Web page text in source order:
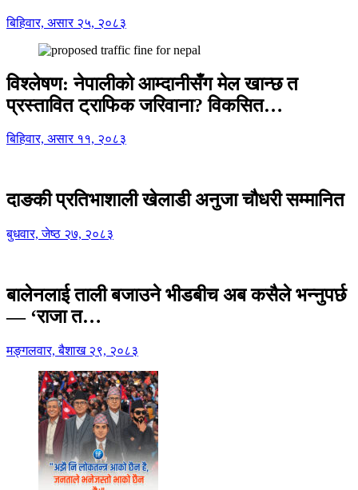
बिहिवार, असार २५, २०८३
विश्लेषण: नेपालीको आम्दानीसँग मेल खान्छ त
प्रस्तावित ट्राफिक जरिवाना? विकसित…
बिहिवार, असार ११, २०८३
दाङकी प्रतिभाशाली खेलाडी अनुजा चौधरी सम्मानित
बुधवार, जेष्ठ २७, २०८३
बालेनलाई ताली बजाउने भीडबीच अब कसैले भन्नुपर्छ
— ‘राजा त…
मङ्गलवार, बैशाख २९, २०८३